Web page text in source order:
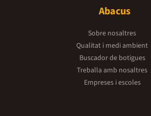
Abacus
Sobre nosaltres
Qualitat i medi ambient
Buscador de botigues
Treballa amb nosaltres
Empreses i escoles